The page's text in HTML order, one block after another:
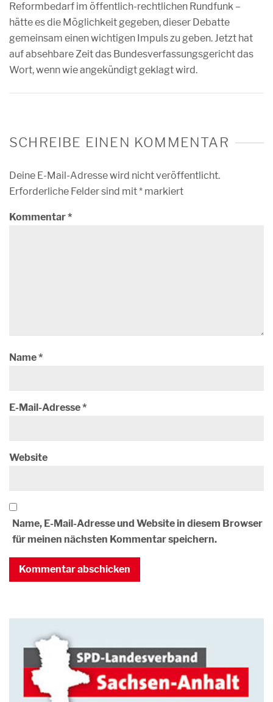
Reformbedarf im öffentlich-rechtlichen Rundfunk –
hätte es die Möglichkeit gegeben, dieser Debatte
gemeinsam einen wichtigen Impuls zu geben. Jetzt hat
auf absehbare Zeit das Bundesverfassungsgericht das
Wort, wenn wie angekündigt geklagt wird.
SCHREIBE EINEN KOMMENTAR
Deine E-Mail-Adresse wird nicht veröffentlicht.
Erforderliche Felder sind mit* markiert
Kommentar*
Name*
E-Mail-Adresse*
Website
Name, E-Mail-Adresse und Website in diesem Browser
für meinen nächsten Kommentar speichern.